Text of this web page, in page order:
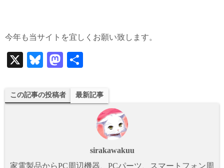
今年も当サイトを宜しくお願い致します。
X
Bl
sk
y
M
to
do
この記事の投稿者 最新記事
sirakawakuu
家電製品からPC周辺機器、PCパーツ、スマートフォン周